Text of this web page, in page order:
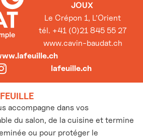
JOUX
Le Crépon 1, L’Orient
tél. +41 (0)21 845 55 27
www.cavin-baudat.ch
lafeuille.ch
accompagne dans vos
du salon, de la cuisine et termine
ou pour protéger le